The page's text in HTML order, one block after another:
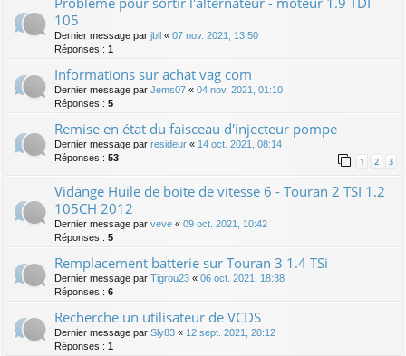
105
Dernier message par jbll « 07 nov. 2021, 13:50
Réponses : 1
Informations sur achat vag com
Dernier message par Jems07 « 04 nov. 2021, 01:10
Réponses : 5
Remise en état du faisceau d'injecteur pompe
Dernier message par resideur « 14 oct. 2021, 08:14
Réponses : 53 1 2 3
Vidange Huile de boite de vitesse 6 - Touran 2 TSI 1.2
105CH 2012
Dernier message par veve « 09 oct. 2021, 10:42
Réponses : 5
Remplacement batterie sur Touran 3 1.4 TSi
Dernier message par Tigrou23 « 06 oct. 2021, 18:38
Réponses : 6
Recherche un utilisateur de VCDS
Dernier message par Sly83 « 12 sept. 2021, 20:12
Réponses : 1